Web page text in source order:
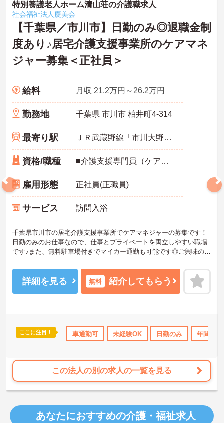
日110日以上 ブランクOK 資格取得サポート 研修制度あり
特別養護老人ホーム清山荘の介護職求人
社会福祉法人慶美会
【千葉県／市川市】日勤のみ◎退職金制
度あり♪居宅介護支援事業所のケアマネ
ジャー募集＜正社員＞
給料 月収 21.2万円～26.2万円
勤務地 千葉県 市川市 柏井町4‐314
最寄り駅 ＪＲ武蔵野線「市川大野駅」バス・車8分
資格/職種 ■介護支援専門員（ケアマネジャー）必須 ■普通自動車運転免許必須
雇用形態 正社員(正職員)
サービス 訪問入浴
千葉県市川市の居宅介護支援事業所でケアマネジャーの募集です！
日勤のみのお仕事なので、仕事とプライベートを両立しやすい職場
です♪また、無料駐車場付きでマイカー通勤も可能です◎ご興味のあ
い。
詳細を見る 無料 紹介してもらう
ここに注目！ 車通勤可 未経験OK 日勤のみ 年間休
この法人の別の求人の一覧を見る
あなたにおすすめの介護・福祉求人